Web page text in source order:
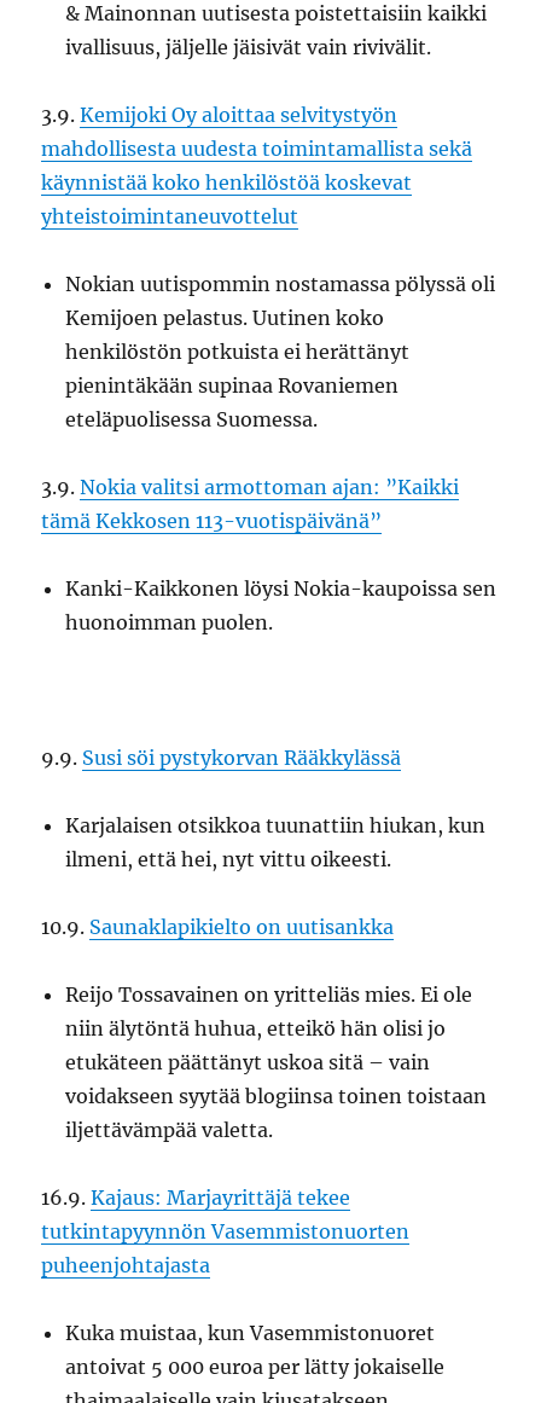
& Mainonnan uutisesta poistettaisiin kaikki
ivallisuus, jäljelle jäisivät vain rivivälit.
3.9.Kemijoki Oy aloittaa selvitystyön
mahdollisesta uudesta toimintamallista sekä
käynnistää koko henkilöstöä koskevat
yhteistoimintaneuvottelut
Nokian uutispommin nostamassa pölyssä oli
Kemijoen pelastus. Uutinen koko
henkilöstön potkuista ei herättänyt
pienintäkään supinaa Rovaniemen
eteläpuolisessa Suomessa.
3.9.Nokia valitsi armottoman ajan: ”Kaikki
tämä Kekkosen 113-vuotispäivänä”
Kanki-Kaikkonen löysi Nokia-kaupoissa sen
huonoimman puolen.
9.9. Susi söi pystykorvan Rääkkylässä
Karjalaisen otsikkoa tuunattiin hiukan, kun
ilmeni, että hei, nyt vittu oikeesti.
10.9. Saunaklapikielto on uutisankka
Reijo Tossavainen on yritteliäs mies. Ei ole
niin älytöntä huhua, etteikö hän olisi jo
etukäteen päättänyt uskoa sitä – vain
voidakseen syytää blogiinsa toinen toistaan
iljettävämpää valetta.
16.9.Kajaus: Marjayrittäjä tekee
tutkintapyynnön Vasemmistonuorten
puheenjohtajasta
Kuka muistaa, kun Vasemmistonuoret
antoivat 5 000 euroa per lätty jokaiselle